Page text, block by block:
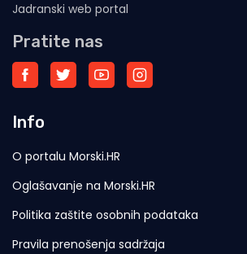
Jadranski web portal
Pratite nas
Info
O portalu Morski.HR
Oglašavanje na Morski.HR
Politika zaštite osobnih podataka
Pravila prenošenja sadržaja